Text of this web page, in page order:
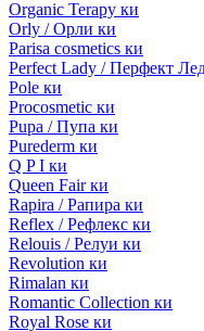
Organic Terapy ки
Orly / Орли ки
Parisa cosmetics ки
Perfect Lady / Перфект
Pole ки
Procosmetic ки
Pupa / Пупа ки
Purederm ки
Q P I ки
Queen Fair ки
Rapira / Рапира ки
Reflex / Рефлекс ки
Relouis / Релуи ки
Revolution ки
Rimalan ки
Romantic Collection ки
Royal Rose ки